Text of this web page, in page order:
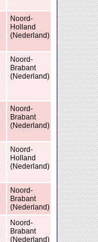
Noord-
Holland
(Nederland)
Noord-
Brabant
(Nederland)
Noord-
Brabant
(Nederland)
Noord-
Holland
(Nederland)
Noord-
Brabant
(Nederland)
Noord-
Brabant
(Nederland)